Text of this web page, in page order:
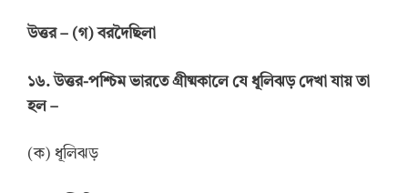
উত্তর– (গ) বরদৈছিলা
১৬. উত্তর-পশ্চিম ভারতে গ্রীষ্মকালে যে ধূলিঝড় দেখা যায় তা
হল –
(ক) ধূলিঝড়